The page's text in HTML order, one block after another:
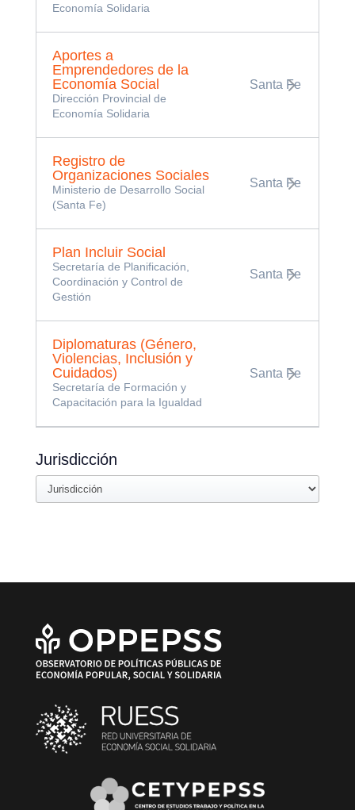
Economía Solidaria
Aportes a
Emprendedores de la
Economía Social
Dirección Provincial de
Economía Solidaria
Santa Fe
Registro de
Organizaciones Sociales
Ministerio de Desarrollo Social
(Santa Fe)
Santa Fe
Plan Incluir Social
Secretaría de Planificación,
Coordinación y Control de
Gestión
Santa Fe
Diplomaturas (Género,
Violencias, Inclusión y
Cuidados)
Secretaría de Formación y
Capacitación para la Igualdad
Santa Fe
Jurisdicción